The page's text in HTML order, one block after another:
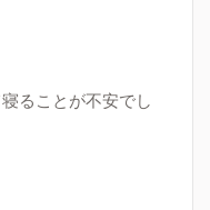
ることが不安でし